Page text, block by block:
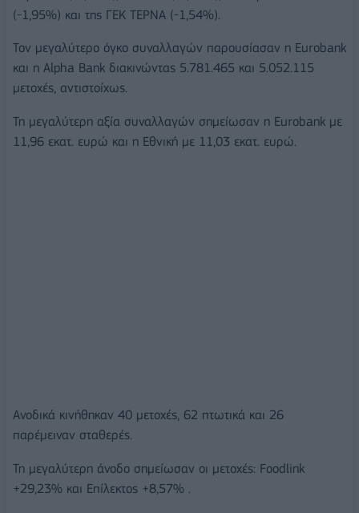
(-1,95%) και της ΓΕΚ ΤΕΡΝΑ (-1,54%).
Τον μεγαλύτερο όγκο συναλλαγών παρουσίασαν η Eurobank
και η Alpha Bank διακινώντας 5.781.465 και 5.052.115
μετοχές, αντιστοίχως.
Τη μεγαλύτερη αξία συναλλαγών σημείωσαν η Eurobank με
11,96 εκατ. ευρώ και η Εθνική με 11,03 εκατ. ευρώ.
Ανοδικά κινήθηκαν 40 μετοχές, 62 πτωτικά και 26
παρέμειναν σταθερές.
Τη μεγαλύτερη άνοδο σημείωσαν οι μετοχές: Foodlink
+29,23% και Επίλεκτος +8,57% .